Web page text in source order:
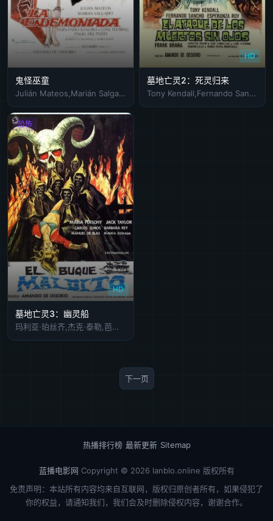
鬼怪巫童
Julián Mateos,Marián Salgado,Fernando Sancho,Lone Fleming
HD
墓地亡灵2：死灵归来
Tony Kendall,Fernando Sancho,Esperanza Roy
恐怖
HD
墓地亡灵3：幽灵船
玛利亚·珀丝齐,杰克·泰勒,芭芭拉·雷伊,曼纽尔·德·巴拉斯
下一页
热播排行榜| 最新更新| Sitemap
蓝播电影网 Copyright © 2026 lanblo.online 版权所有
免责声明：本站所有内容均来自互联网，版权归原创者所有，如果侵犯了
你的权益，请通知我们，我们会及时删除侵权内容，谢谢合作。